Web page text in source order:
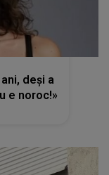
deși a
e noroc!»